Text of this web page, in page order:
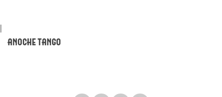
|
Anoche Tango